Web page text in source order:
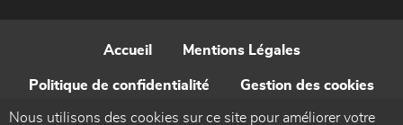
Accueil Mentions Légales
Politique de confidentialité Gestion des cookies
Contact
Nous utilisons des cookies sur ce site pour améliorer votre